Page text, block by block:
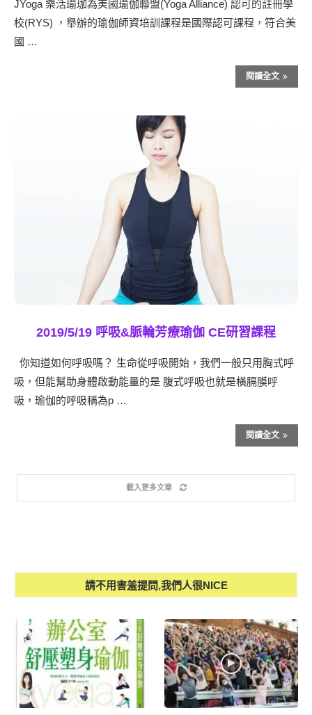
JYoga 樂活瑜珈為美國瑜伽聯盟(Yoga Alliance) 認可的註冊學
校(RYS) ，舉辦的瑜伽師資培訓課程是國際認可課程，符合美
國 …
閱讀全文
2019/5/19 呼吸&脈輪芳療瑜伽 CE研習課程
你知道如何呼吸嗎？ 生命從呼吸開始，我們一般只用胸式呼
吸，但能幫助身體啟動能量的是 腹式呼吸也就是橫膈膜呼
吸，瑜伽的呼吸稱為p …
閱讀全文
載入更多文章
請不用害羞提問,我們人很NICE